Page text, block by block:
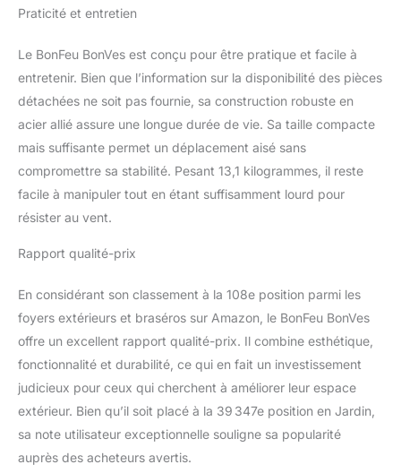
d'options de cuisson, le
complété par une
PLAQUE OU PLANCHA
(non incluse), idéale pour
la cuisine en plein air et la
préparation de divers
plats en plus du grill.
PIEDS HAUTS
PIEDS HAUTS
DISTINCTIFS pour
connu, améliorant ainsi la
circulation de l'air. Son
design rappelle un
TAMBOUR DE MACHINE
À LAVER, ce qui favorise
une GRANDE
DISSIPATION DE LA
Praticité et entretien
Le BonFeu BonVes est conçu pour être pratique et facile à
entretenir. Bien que l’information sur la disponibilité des pièces
détachées ne soit pas fournie, sa construction robuste en
acier allié assure une longue durée de vie. Sa taille compacte
mais suffisante permet un déplacement aisé sans
compromettre sa stabilité. Pesant 13,1 kilogrammes, il reste
facile à manipuler tout en étant suffisamment lourd pour
résister au vent.
Rapport qualité-prix
En considérant son classement à la 108e position parmi les
foyers extérieurs et braséros sur Amazon, le BonFeu BonVes
offre un excellent rapport qualité-prix. Il combine esthétique,
fonctionnalité et durabilité, ce qui en fait un investissement
judicieux pour ceux qui cherchent à améliorer leur espace
extérieur. Bien qu’il soit placé à la 39 347e position en Jardin,
sa note utilisateur exceptionnelle souligne sa popularité
auprès des acheteurs avertis.